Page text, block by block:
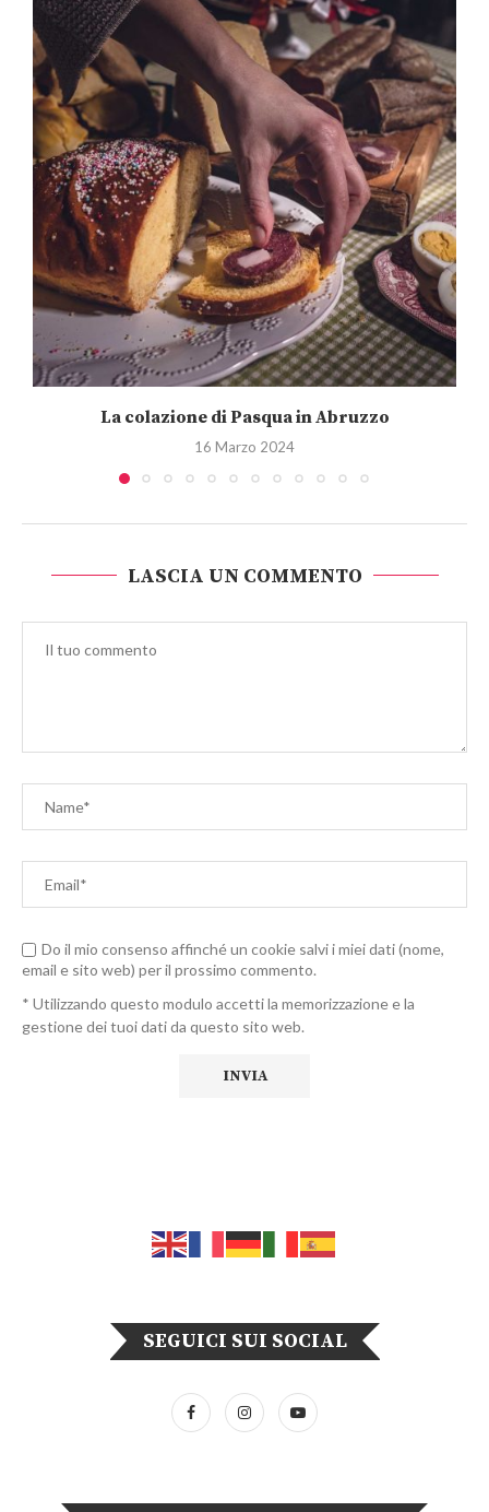
La colazione di Pasqua in Abruzzo
16 Marzo 2024
LASCIA UN COMMENTO
Do il mio consenso affinché un cookie salvi i miei dati (nome,
email e sito web) per il prossimo commento.
* Utilizzando questo modulo accetti la memorizzazione e la
gestione dei tuoi dati da questo sito web.
SEGUICI SUI SOCIAL